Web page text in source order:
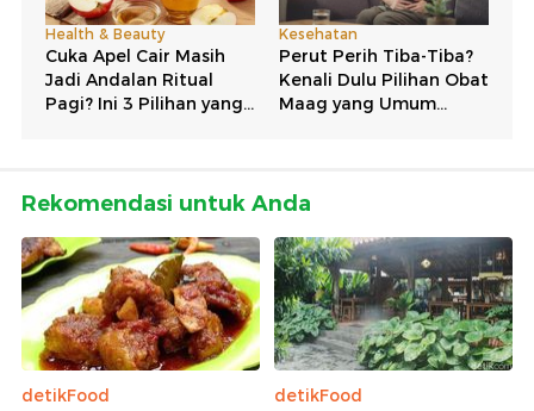
Rekomendasi untuk Anda
detikFood
detikFood